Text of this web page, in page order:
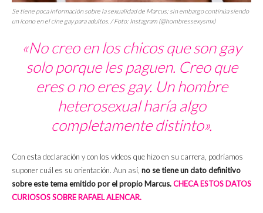
Se tiene poca información sobre la sexualidad de Marcus; sin embargo continúa siendo
un ícono en el cine gay para adultos. / Foto: Instagram (@hombressexysmx)
«No creo en los chicos que son gay
solo porque les paguen. Creo que
eres o no eres gay. Un hombre
heterosexual haría algo
completamente distinto».
Con esta declaración y con los videos que hizo en su carrera, podríamos
suponer cuál es su orientación. Aun así, no se tiene un dato definitivo
sobre este tema emitido por el propio Marcus.CHECA ESTOS DATOS
CURIOSOS SOBRE RAFAEL ALENCAR.